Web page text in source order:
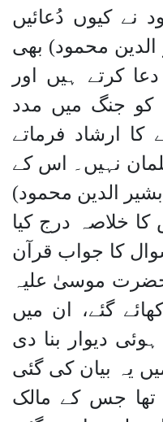
نے کیوں دُعائیں
محمود) بھی
کرتے ہیں اور
کو جنگ میں مدد
کا ارشاد فرماتے
نہیں۔ اس کے
الدین محمود)
کا خلاصہ درج کیا
کا جواب قرآن
موسیٰ علیہ
گئے، ان میں
دیوار بنا دی
یہ بیان کی گئی
تھا جس کے مالک